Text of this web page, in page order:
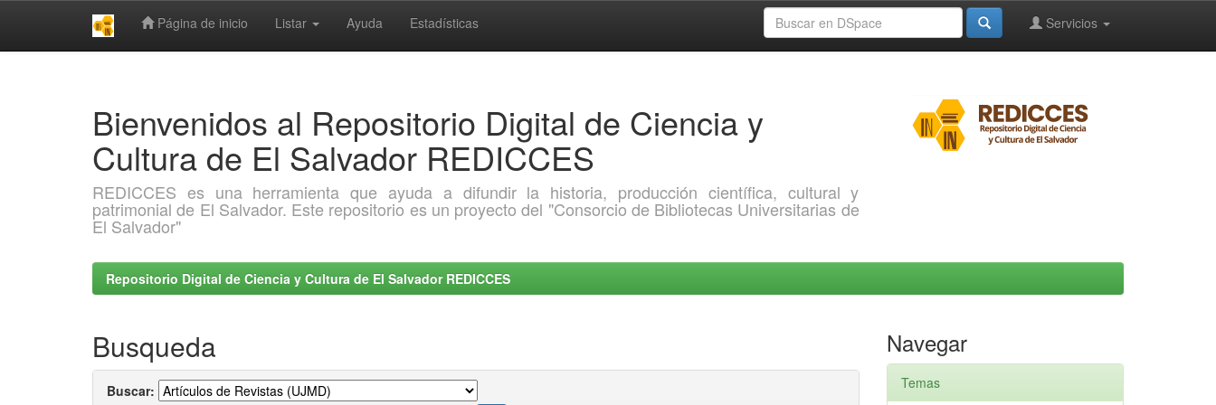
Página de inicio Listar Ayuda Estadísticas Servicios
Bienvenidos al Repositorio Digital de Ciencia y
Cultura de El Salvador REDICCES
REDICCES es una herramienta que ayuda a difundir la historia, producción científica, cultural y
patrimonial de El Salvador. Este repositorio es un proyecto del "Consorcio de Bibliotecas Universitarias de
El Salvador"
Repositorio Digital de Ciencia y Cultura de El Salvador REDICCES
Busqueda
Buscar:
Navegar
Temas